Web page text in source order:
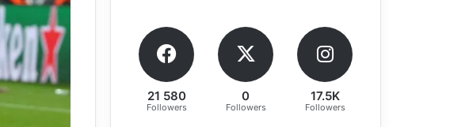
21 580
Followers
0
Followers
17.5K
Followers